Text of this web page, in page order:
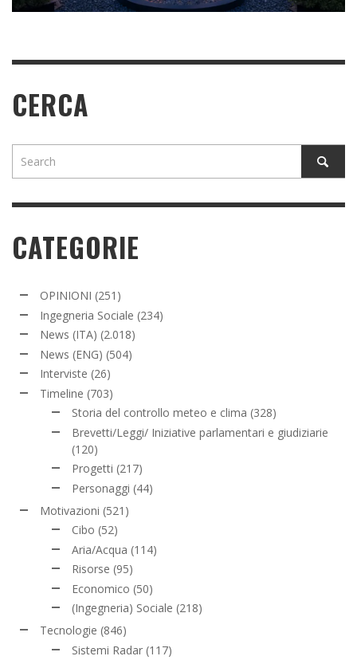
CERCA
CATEGORIE
OPINIONI (251)
Ingegneria Sociale (234)
News (ITA) (2.018)
News (ENG) (504)
Interviste (26)
Timeline (703)
Storia del controllo meteo e clima (328)
Brevetti/Leggi/ Iniziative parlamentari e giudiziarie
(120)
Progetti (217)
Personaggi (44)
Motivazioni (521)
Cibo (52)
Aria/Acqua (114)
Risorse (95)
Economico (50)
(Ingegneria) Sociale (218)
Tecnologie (846)
Sistemi Radar (117)